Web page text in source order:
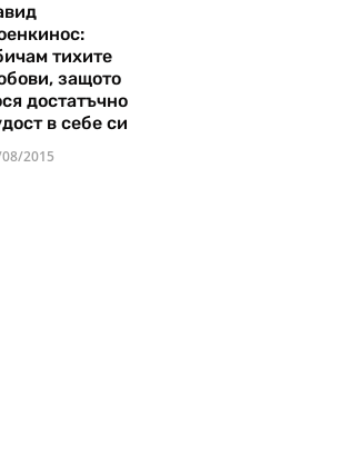
тихите
защото
достатъчно
в себе си
2015